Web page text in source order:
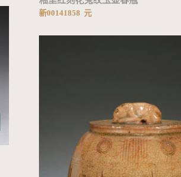
新00141858 元
加载中...